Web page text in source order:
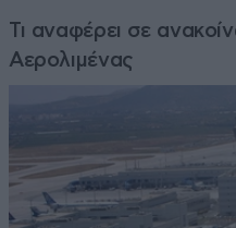
Τι αναφέρει σε
Αερολιμένας